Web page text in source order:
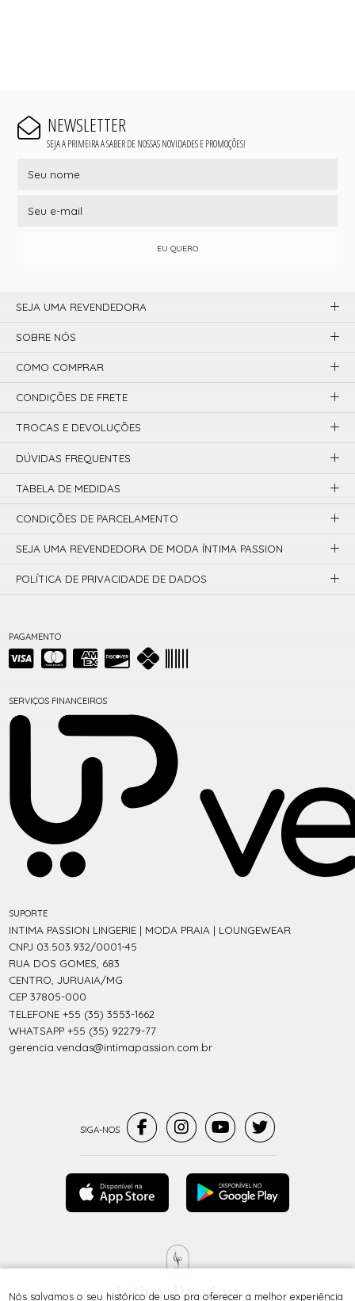
NEWSLETTER
SEJA A PRIMEIRA A SABER DE NOSSAS NOVIDADES E PROMOÇÕES!
EU QUERO
PAGAMENTO
SERVIÇOS FINANCEIROS
SUPORTE
INTIMA PASSION LINGERIE | MODA PRAIA | LOUNGEWEAR
CNPJ 03.503.932/0001-45
RUA DOS GOMES, 683
CENTRO, JURUAIA/MG
CEP 37805-000
TELEFONE +55 (35) 3553-1662
WHATSAPP +55 (35) 92279-77
gerencia.vendas@intimapassion.com.br
SEJA UMA REVENDEDORA
SOBRE NÓS
COMO COMPRAR
CONDIÇÕES DE FRETE
TROCAS E DEVOLUÇÕES
DÚVIDAS FREQUENTES
TABELA DE MEDIDAS
CONDIÇÕES DE PARCELAMENTO
SEJA UMA REVENDEDORA DE MODA ÍNTIMA PASSION
POLÍTICA DE PRIVACIDADE DE DADOS
Nós salvamos o seu histórico de uso pra oferecer a melhor experiência